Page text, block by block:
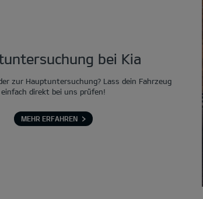
bei Kia
zur Hauptuntersuchung? Lass dein Fahrzeug
einfach direkt bei uns prüfen!
MEHR ERFAHREN